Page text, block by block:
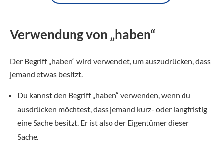
Verwendung von „haben“
Der Begriff „haben“ wird verwendet, um auszudrücken, dass
jemand etwas besitzt.
Du kannst den Begriff „haben“ verwenden, wenn du
ausdrücken möchtest, dass jemand kurz- oder langfristig
eine Sache besitzt. Er ist also der Eigentümer dieser
Sache.